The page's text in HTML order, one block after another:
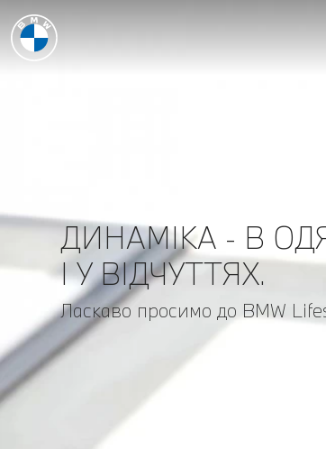
ДИНАМІКА - В
І У ВІДЧУТТЯХ.
Ласкаво просимо до BMW